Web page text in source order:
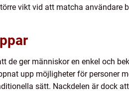
vikt vid att matcha användare
de ger människor en enkel och
upp möjligheter för personer
sätt. Nackdelen är dock